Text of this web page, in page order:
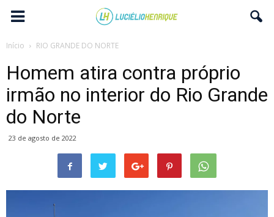
Início RIO GRANDE DO NORTE
Homem atira contra próprio
irmão no interior do Rio Grande
do Norte
23 de agosto de 2022